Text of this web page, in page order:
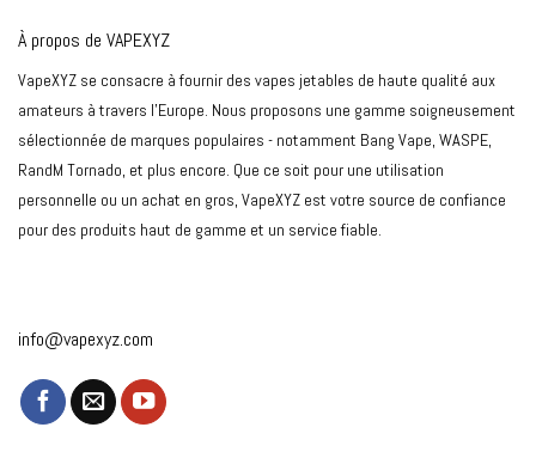
À propos de VAPEXYZ
VapeXYZ se consacre à fournir des vapes jetables de haute qualité aux
amateurs à travers l'Europe. Nous proposons une gamme soigneusement
sélectionnée de marques populaires - notamment Bang Vape, WASPE,
RandM Tornado, et plus encore. Que ce soit pour une utilisation
personnelle ou un achat en gros, VapeXYZ est votre source de confiance
pour des produits haut de gamme et un service fiable.
info@vapexyz.com